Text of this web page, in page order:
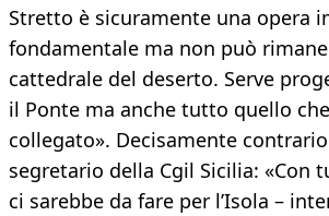
Stretto è sicuramente una opera
fondamentale ma non può
cattedrale del deserto. Serve
il Ponte ma anche tutto quello
collegato». Decisamente
segretario della Cgil Sicilia: «Con
ci sarebbe da fare per l’Isola –